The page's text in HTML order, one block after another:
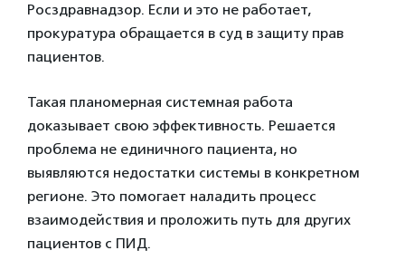
Росздравнадзор. Если и это не работает,
прокуратура обращается в суд в защиту прав
пациентов.
Такая планомерная системная работа
доказывает свою эффективность. Решается
проблема не единичного пациента, но
выявляются недостатки системы в конкретном
регионе. Это помогает наладить процесс
взаимодействия и проложить путь для других
пациентов с ПИД.